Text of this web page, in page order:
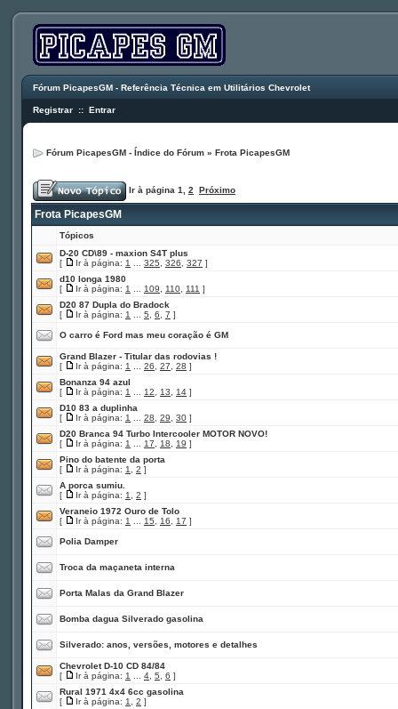
Fórum PicapesGM - Referência Técnica em Utilitários Chevrolet
Registrar :: Entrar
Fórum PicapesGM - Índice do Fórum » Frota PicapesGM
Ir à página 1 2 Próximo
Frota PicapesGM
Tópicos
D-20 CD\89 - maxion S4T plus
[
Ir à página: 1 325 326 327 ]
d10 longa 1980
[
Ir à página: 1 109 110 111 ]
D20 87 Dupla do Bradock
[
Ir à página: 1 5 6 7 ]
O carro é Ford mas meu coração é GM
Grand Blazer - Titular das rodovias !
[
Ir à página: 1 26 27 28 ]
Bonanza 94 azul
[
Ir à página: 1 12 13 14 ]
D10 83 a duplinha
[
Ir à página: 1 28 29 30 ]
D20 Branca 94 Turbo Intercooler MOTOR NOVO!
[
Ir à página: 1 17 18 19 ]
Pino do batente da porta
[
Ir à página: 1 2 ]
A porca sumiu.
[
Ir à página: 1 2 ]
Veraneio 1972 Ouro de Tolo
[
Ir à página: 1 15 16 17 ]
Polia Damper
Troca da maçaneta interna
Porta Malas da Grand Blazer
Bomba dagua Silverado gasolina
Silverado: anos, versões, motores e detalhes
Chevrolet D-10 CD 84/84
[
Ir à página: 1 4 5 6 ]
Rural 1971 4x4 6cc gasolina
[
Ir à página: 1 2 ]